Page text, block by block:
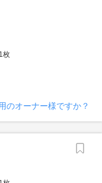
1枚
のオーナー様ですか？